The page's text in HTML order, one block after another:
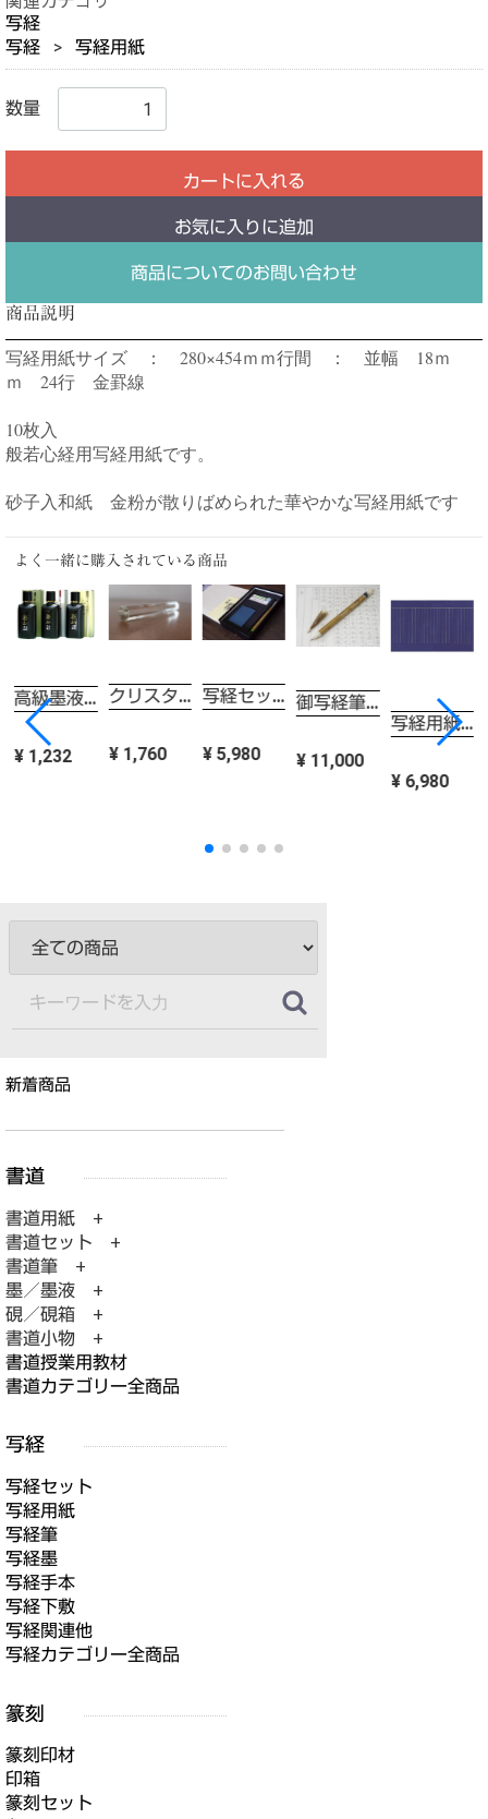
写経
写経
写経用紙
数量
カートに入れる
お気に入りに追加
商品についてのお問い合わせ
商品説明
写経用紙サイズ ： 280×454ｍｍ行間 ： 並幅 18ｍ
ｍ 24行 金罫線
10枚入
般若心経用写経用紙です。
砂子入和紙 金粉が散りばめられた華やかな写経用紙です
よく一緒に購入されている商品
高級墨液 三歌仙 写経・芳名録用50ｍｌ
¥ 1,232
クリスタルガラス文鎮 八角
¥ 1,760
写経セット 静SEI
¥ 5,980
御写経筆 小
¥ 11,000
写経用紙 上質鳥の子紙 藍紺紙10枚
¥ 6,980
新着商品
書道用紙 +
書道セット +
書道筆 +
墨／墨液 +
硯／硯箱 +
書道小物 +
書道授業用教材
書道カテゴリー全商品
写経セット
写経用紙
写経筆
写経墨
写経手本
写経下敷
写経関連他
写経カテゴリー全商品
篆刻印材
印箱
篆刻セット